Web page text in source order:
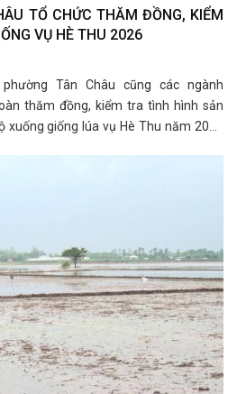
TỔ CHỨC THĂM ĐỒNG, KIỂM
VỤ HÈ THU 2026
phường Tân Châu cũng các ngành
thăm đồng, kiểm tra tình hình sản
giống lúa vụ Hè Thu năm 2026